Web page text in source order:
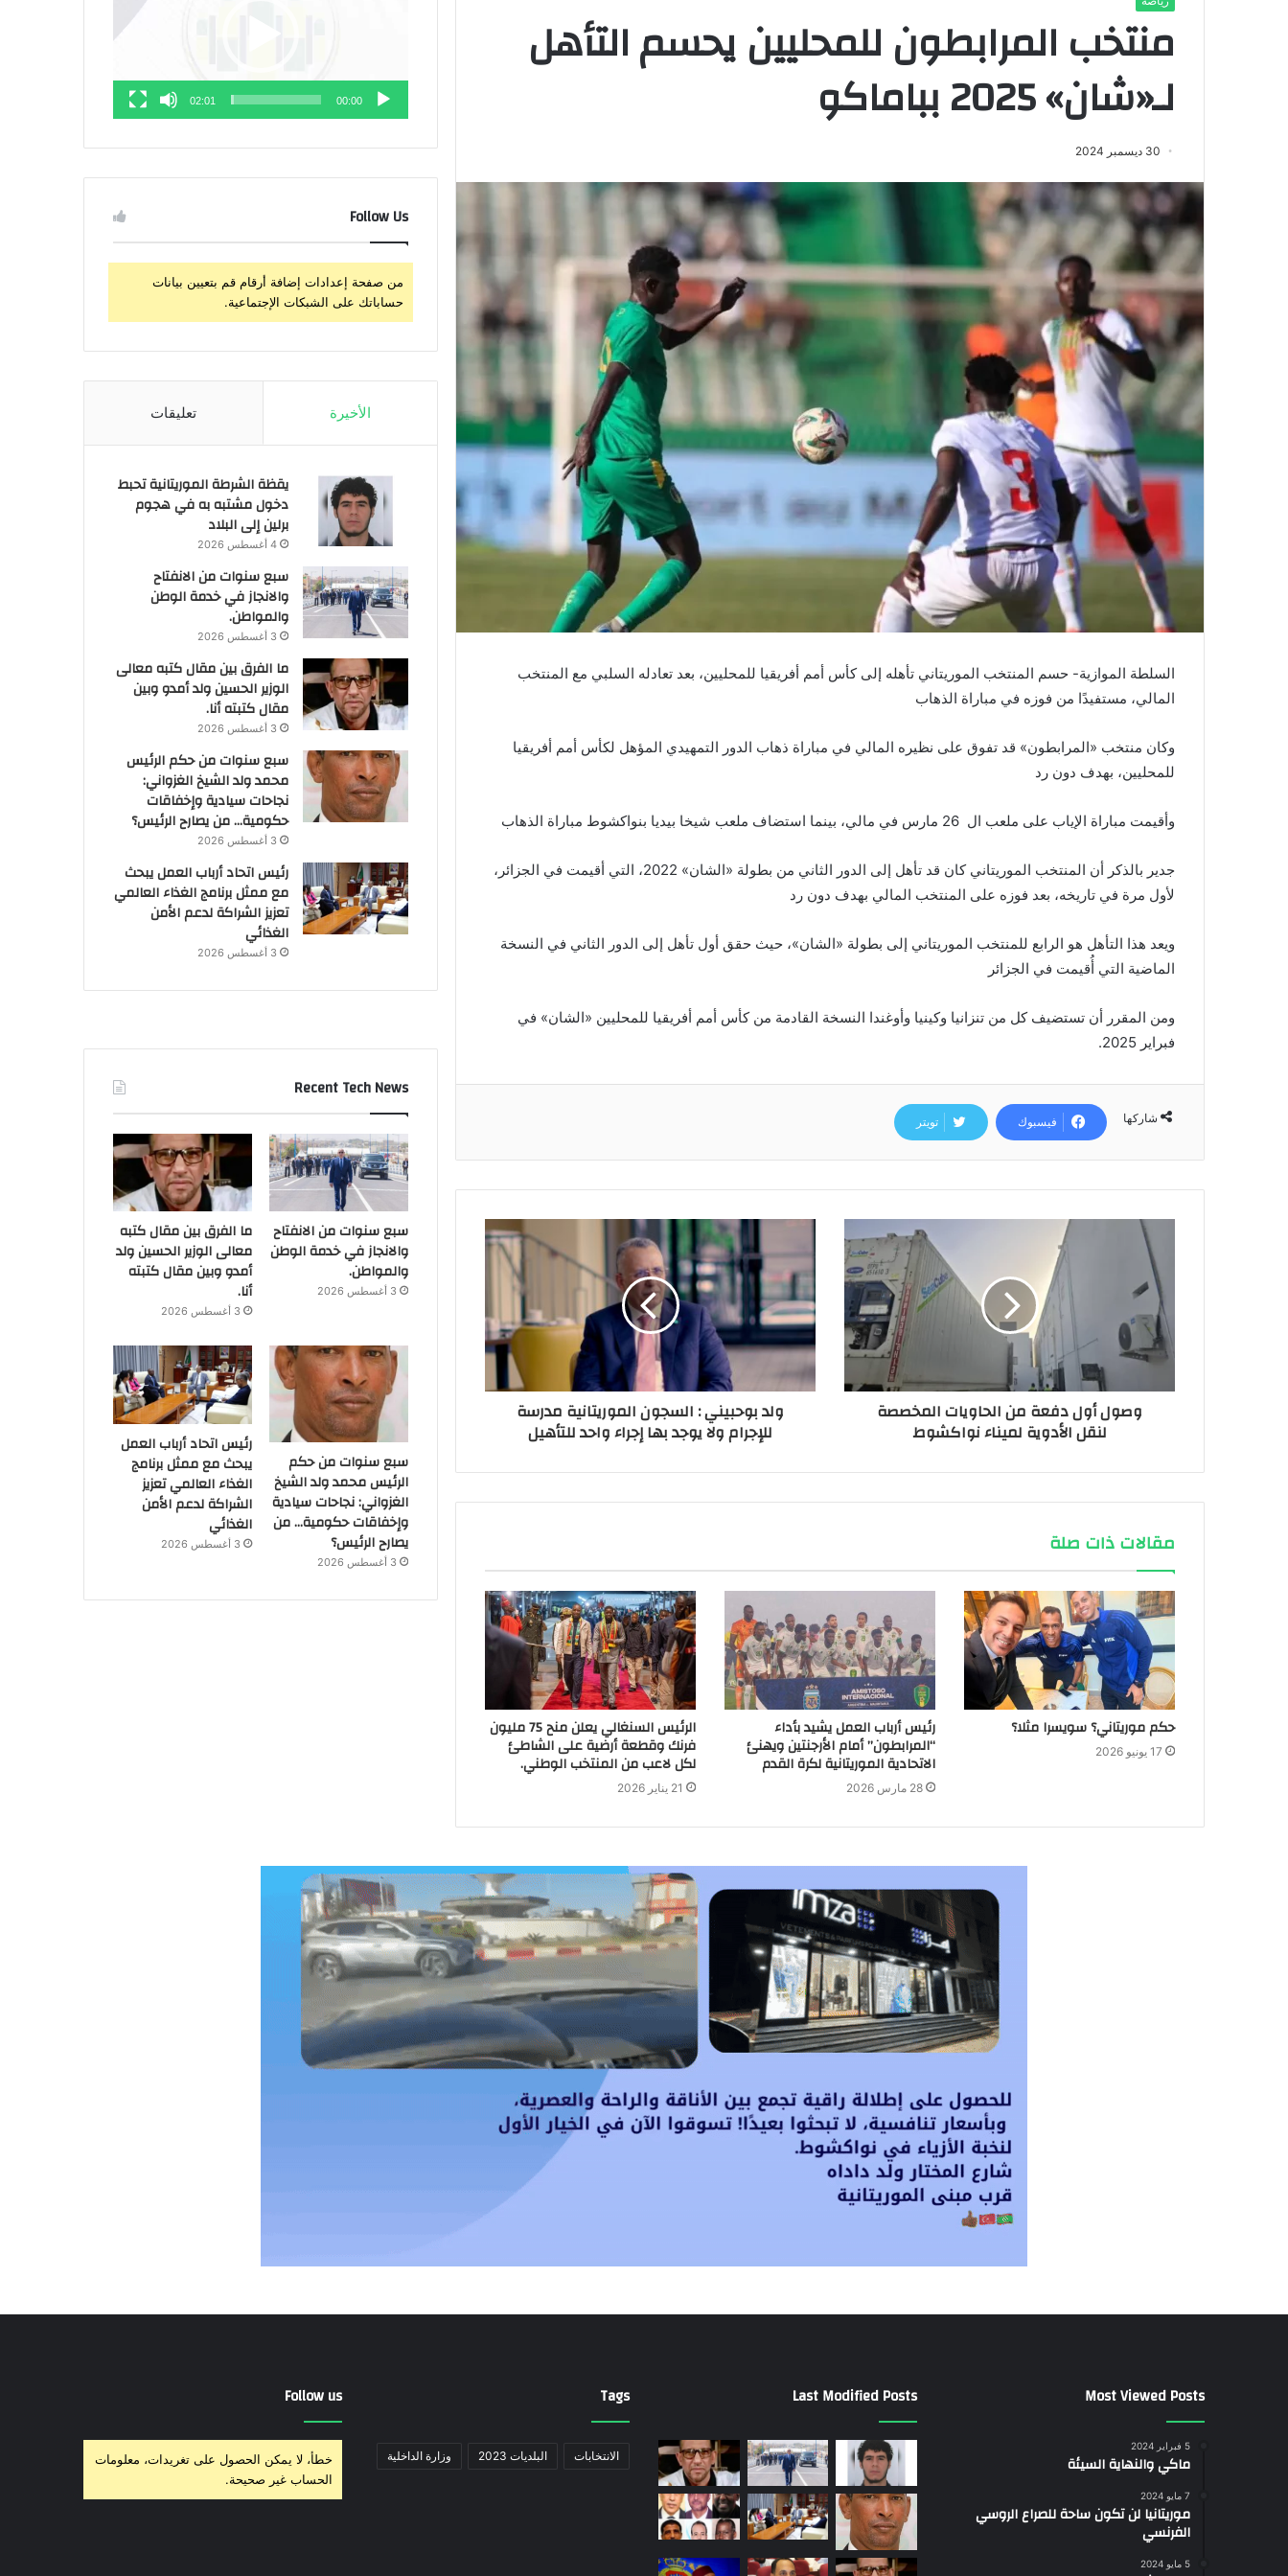
منتخب المرابطون للمحليين يحسم التأهل
لـ«شان» 2025 بباماكو
30 ديسمبر 2024
السلطة الموازية- حسم المنتخب الموريتاني تأهله إلى كأس أمم أفريقيا للمحليين، بعد تعادله السلبي مع المنتخب
المالي، مستفيدًا من فوزه في مباراة الذهاب
وكان منتخب «المرابطون» قد تفوق على نظيره المالي في مباراة ذهاب الدور التمهيدي المؤهل لكأس أمم أفريقيا
للمحليين، بهدف دون رد
وأقيمت مباراة الإياب على ملعب ال 26 مارس في مالي، بينما استضاف ملعب شيخا بيديا بنواكشوط مباراة الذهاب
جدير بالذكر أن المنتخب الموريتاني كان قد تأهل إلى الدور الثاني من بطولة «الشان» 2022، التي أقيمت في الجزائر،
لأول مرة في تاريخه، بعد فوزه على المنتخب المالي بهدف دون رد
ويعد هذا التأهل هو الرابع للمنتخب الموريتاني إلى بطولة «الشان»، حيث حقق أول تأهل إلى الدور الثاني في النسخة
الماضية التي أُقيمت في الجزائر
ومن المقرر أن تستضيف كل من تنزانيا وكينيا وأوغندا النسخة القادمة من كأس أمم أفريقيا للمحليين «الشان» في
فبراير 2025.
شاركها فيسبوك تويتر
وصول أول دفعة من الحاويات المخصصة
لنقل الأدوية لميناء نواكشوط
ولد بوحبيني : السجون الموريتانية مدرسة
للإجرام ولا يوجد بها إجراء واحد للتأهيل
مقالات ذات صلة
حكم موريتاني؟ سويسرا مثلا؟
17 يونيو 2026
رئيس أرباب العمل يشيد بأداء
“المرابطون” أمام الأرجنتين ويهنئ
الاتحادية الموريتانية لكرة القدم
28 مارس 2026
الرئيس السنغالي يعلن منح 75 مليون
فرنك وقطعة أرضية على الشاطئ
لكل لاعب من المنتخب الوطني.
21 يناير 2026
00:00
02:01
Follow Us
من صفحة إعدادات إضافة أرقام قم بتعيين بيانات
حساباتك على الشبكات الإجتماعية.
الأخيرة تعليقات
يقظة الشرطة الموريتانية تحبط
دخول مشتبه به في هجوم
برلين إلى البلاد
4 أغسطس 2026
سبع سنوات من الانفتاح
والانجاز في خدمة الوطن
والمواطن.
3 أغسطس 2026
ما الفرق بين مقال كتبه معالى
الوزير الحسين ولد أمدو وبين
مقال كتبته أنا.
3 أغسطس 2026
سبع سنوات من حكم الرئيس
محمد ولد الشيخ الغزواني:
نجاحات سيادية وإخفاقات
حكومية… من يصارح الرئيس؟
3 أغسطس 2026
رئيس اتحاد أرباب العمل يبحث
مع ممثل برنامج الغذاء العالمي
تعزيز الشراكة لدعم الأمن
الغذائي
3 أغسطس 2026
Recent Tech News
سبع سنوات من الانفتاح
والانجاز في خدمة الوطن
والمواطن.
3 أغسطس 2026
ما الفرق بين مقال كتبه
معالى الوزير الحسين ولد
أمدو وبين مقال كتبته
أنا.
3 أغسطس 2026
سبع سنوات من حكم
الرئيس محمد ولد الشيخ
الغزواني: نجاحات سيادية
وإخفاقات حكومية… من
يصارح الرئيس؟
3 أغسطس 2026
رئيس اتحاد أرباب العمل
يبحث مع ممثل برنامج
الغذاء العالمي تعزيز
الشراكة لدعم الأمن
الغذائي
3 أغسطس 2026
Most Viewed Posts
5 فبراير 2024
ماكي والنهاية السيئة
7 مايو 2024
موريتانيا لن تكون ساحة للصراع الروسي
الفرنسي
5 مايو 2024
Last Modified Posts
Tags
الانتخابات البلديات 2023 وزارة الداخلية
Follow us
خطأ، لا يمكن الحصول على تغريدات، معلومات
الحساب غير صحيحة.